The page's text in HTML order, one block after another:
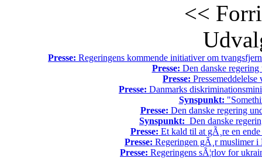
<<
Presse: Regeringens kommende initiativer om
Presse: Den danske
Presse:
Presse: Danmarks
Synspunkt:
Presse: Den danske regering
Synspunkt: Den danske
Presse: Et kald til at gÃ¸re en
Presse: Regeringen gÃ¸r muslimer
Presse: Regeringens sÃ¦rlov for